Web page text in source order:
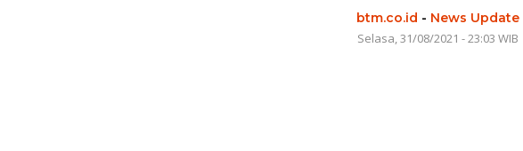
btm.co.id - News Update
Selasa, 31/08/2021 - 23:03 WIB